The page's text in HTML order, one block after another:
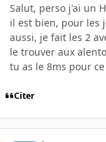
Salut, perso j'ai un
il est bien, pour les
aussi, je fait les 2
le trouver aux
tu as le 8ms pour
Citer